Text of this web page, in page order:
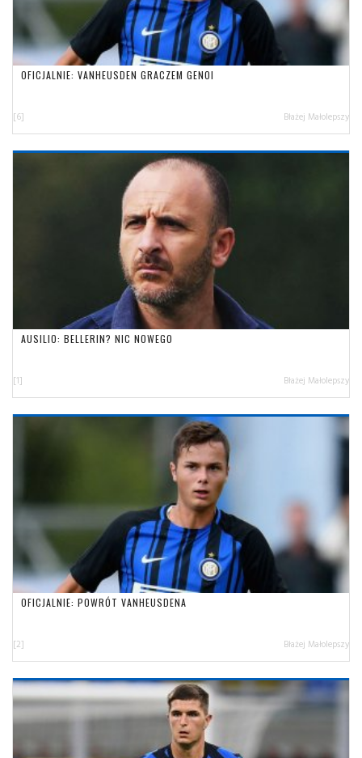
OFICJALNIE: VANHEUSDEN GRACZEM GENOI
[6] Błażej Małolepszy
AUSILIO: BELLERIN? NIC NOWEGO
[1] Błażej Małolepszy
OFICJALNIE: POWRÓT VANHEUSDENA
[2] Błażej Małolepszy